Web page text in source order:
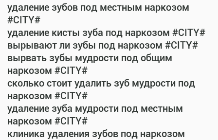
удаление зубов под местным наркозом
#CITY#
удаление кисты зуба под наркозом #CITY#
вырывают ли зубы под наркозом #CITY#
вырвать зубы мудрости под общим
наркозом #CITY#
сколько стоит удалить зуб мудрости под
наркозом #CITY#
удаление зуба мудрости под местным
наркозом #CITY#
клиника удаления зубов под наркозом